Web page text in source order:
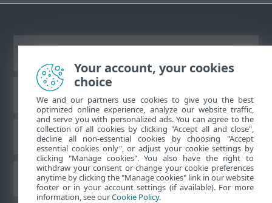
ESET білім қоры
ESET форумы
Аймақтық қолдау
Your account, your cookies
choice
We and our partners use cookies to give you the best
optimized online experience, analyze our website traffic,
and serve you with personalized ads. You can agree to the
collection of all cookies by clicking "Accept all and close",
decline all non-essential cookies by choosing "Accept
essential cookies only", or adjust your cookie settings by
clicking "Manage cookies". You also have the right to
withdraw your consent or change your cookie preferences
anytime by clicking the "Manage cookies" link in our website
footer or in your account settings (if available). For more
information, see ourCookie Policy.